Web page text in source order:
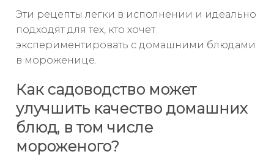
Эти рецепты легки в исполнении и идеально
подходят для тех, кто хочет
экспериментировать с домашними блюдами
в мороженице.
Как садоводство может
улучшить качество домашних
блюд, в том числе
мороженого?